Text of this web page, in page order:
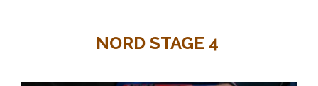
NORD STAGE 4